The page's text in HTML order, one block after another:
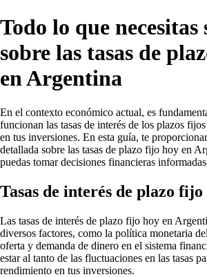
Todo lo que necesitas
sobre las tasas de
en Argentina
En el contexto económico actual, es
funcionan las tasas de interés de los plazos
en tus inversiones. En esta guía, te
detallada sobre las tasas de plazo fijo hoy en
puedas tomar decisiones financieras
Tasas de interés de plazo fijo
Las tasas de interés de plazo fijo hoy en
diversos factores, como la política monetaria
oferta y demanda de dinero en el sistema
estar al tanto de las fluctuaciones en las tasas
rendimiento en tus inversiones.